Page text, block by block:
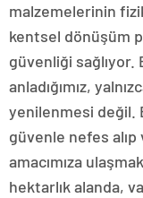
malzemelerinin
kentsel dönüşüm
güvenliği
anladığımız,
yenilenmesi değil.
güvenle nefes
amacımıza
hektarlık alanda,